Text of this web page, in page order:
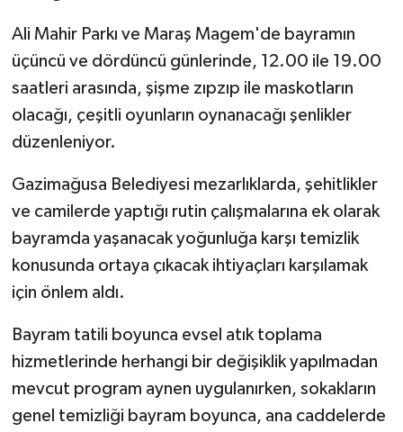
Ali Mahir Parkı ve Maraş Magem'de bayramın
üçüncü ve dördüncü günlerinde, 12.00 ile 19.00
saatleri arasında, şişme zıpzıp ile maskotların
olacağı, çeşitli oyunların oynanacağı şenlikler
düzenleniyor.
Gazimağusa Belediyesi mezarlıklarda, şehitlikler
ve camilerde yaptığı rutin çalışmalarına ek olarak
bayramda yaşanacak yoğunluğa karşı temizlik
konusunda ortaya çıkacak ihtiyaçları karşılamak
için önlem aldı.
Bayram tatili boyunca evsel atık toplama
hizmetlerinde herhangi bir değişiklik yapılmadan
mevcut program aynen uygulanırken, sokakların
genel temizliği bayram boyunca, ana caddelerde